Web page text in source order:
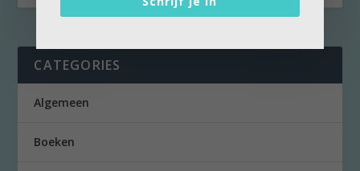
CATEGORIES
Algemeen
Boeken